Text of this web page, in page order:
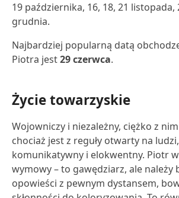
19 października, 16, 18, 21 listopada,
grudnia.
Najbardziej popularną datą
Piotra jest29 czerwca.
Życie towarzyskie
Wojowniczy i niezależny, ciężko z
chociaż jest z reguły otwarty na
komunikatywny i elokwentny. Piotr
wymowy – to gawędziarz, ale należy
opowieści z pewnym dystansem,